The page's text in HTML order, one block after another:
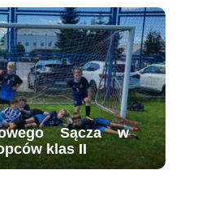
Sącza w
klas II